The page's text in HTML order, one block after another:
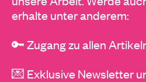
erhalte unter anderem:
🔑 Zugang zu allen
💌 Exklusive Newsletter